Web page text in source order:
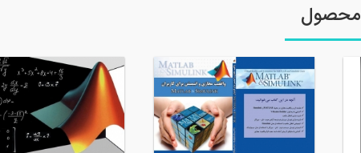
محصول